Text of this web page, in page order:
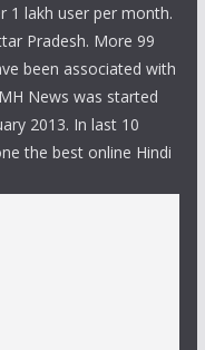
1 lakh user per month.
Pradesh. More 99
been associated with
News was started
2013. In last 10
the best online Hindi